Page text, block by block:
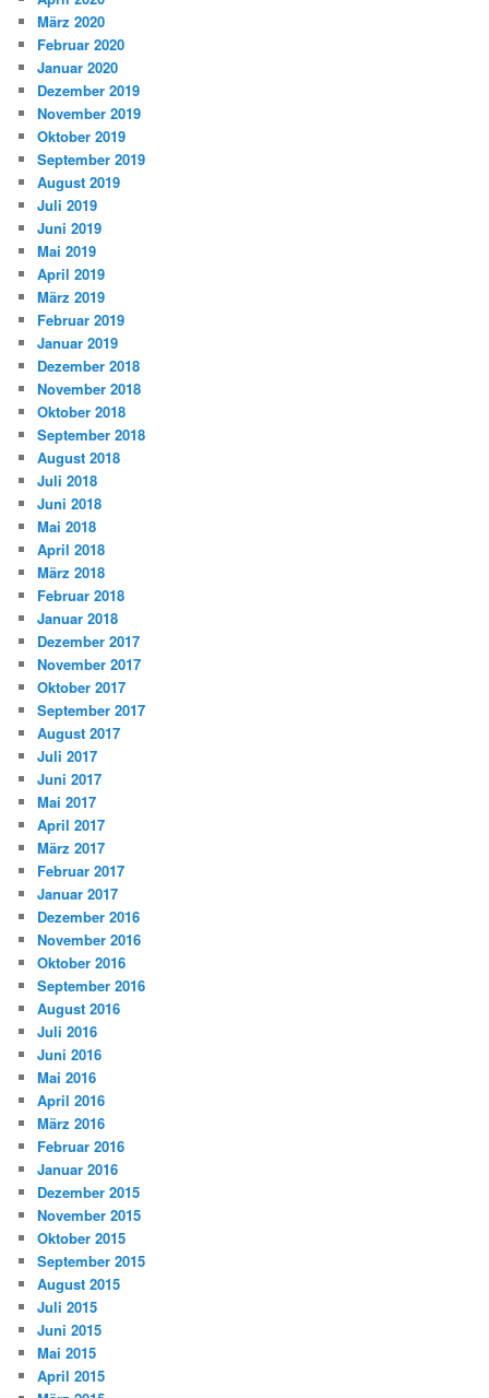
März 2020
Februar 2020
Januar 2020
Dezember 2019
November 2019
Oktober 2019
September 2019
August 2019
Juli 2019
Juni 2019
Mai 2019
April 2019
März 2019
Februar 2019
Januar 2019
Dezember 2018
November 2018
Oktober 2018
September 2018
August 2018
Juli 2018
Juni 2018
Mai 2018
April 2018
März 2018
Februar 2018
Januar 2018
Dezember 2017
November 2017
Oktober 2017
September 2017
August 2017
Juli 2017
Juni 2017
Mai 2017
April 2017
März 2017
Februar 2017
Januar 2017
Dezember 2016
November 2016
Oktober 2016
September 2016
August 2016
Juli 2016
Juni 2016
Mai 2016
April 2016
März 2016
Februar 2016
Januar 2016
Dezember 2015
November 2015
Oktober 2015
September 2015
August 2015
Juli 2015
Juni 2015
Mai 2015
April 2015